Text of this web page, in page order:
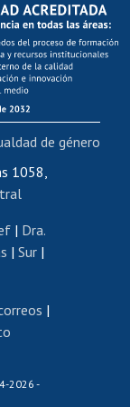
títulos
1058,
| Dra.
| Sur |
|
2026 -
de género